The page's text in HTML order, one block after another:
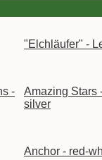
"Elchläufer" -
Amazing Stars
silver
Anchor - red-